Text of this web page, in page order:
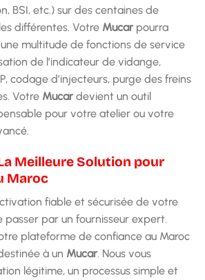
BSI, etc.) sur des centaines de
différentes. Votre Mucarpourra
multitude de fonctions de service
de l’indicateur de vidange,
codage d’injecteurs, purge des freins
Votre Mucardevient un outil
pour votre atelier ou votre
Meilleure Solution pour
Maroc
fiable et sécurisée de votre
passer par un fournisseur expert.
plateforme de confiance au Maroc
à un Mucar. Nous vous
légitime, un processus simple et